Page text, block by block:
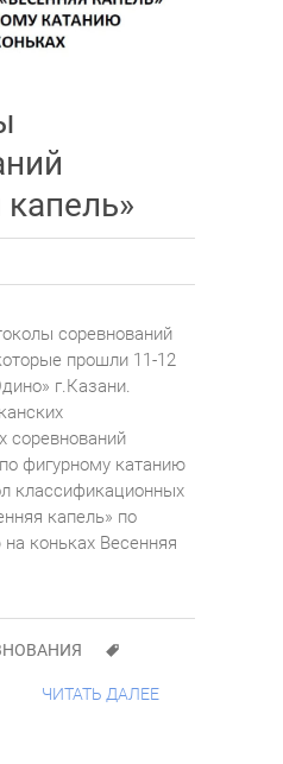
соревнований
прошли 11-12
г.Казани.
соревнований
фигурному катанию
классификационных
капель» по
коньках Весенняя
ЧИТАТЬ ДАЛЕЕ